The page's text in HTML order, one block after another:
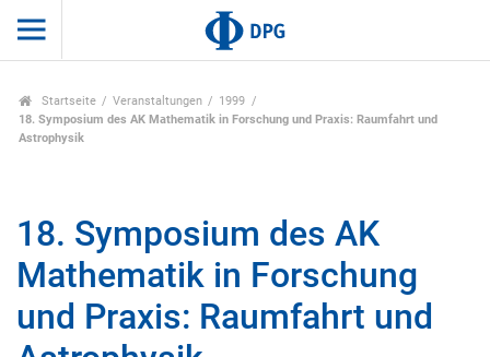
Startseite Veranstaltungen
1999
18. Symposium des AK Mathematik in Forschung und Praxis: Raumfahrt und
Astrophysik
18. Symposium des AK
Mathematik in Forschung
und Praxis: Raumfahrt und